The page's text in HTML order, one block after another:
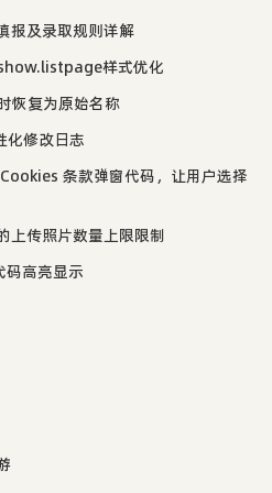
报及录取规则详解
样式优化
恢复为原始名称
化修改日志
条款弹窗代码，让用户选择
上传照片数量上限限制
码高亮显示